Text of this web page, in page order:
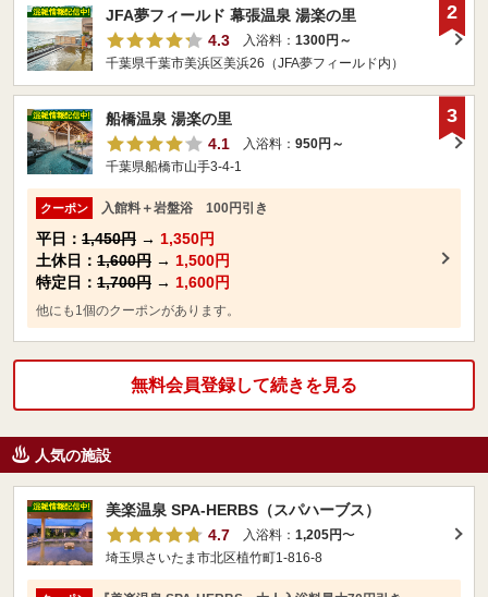
JFA夢フィールド 幕張温泉 湯楽の里
4.3
入浴料： 1300円～
千葉県千葉市美浜区美浜26（JFA夢フィールド内）
2
船橋温泉 湯楽の里
4.1
入浴料： 950円～
千葉県船橋市山手3-4-1
クーポン 入館料＋岩盤浴 100円引き
平日： 1,450円 → 1,350円
土休日： 1,600円 → 1,500円
特定日： 1,700円 → 1,600円
他にも1個のクーポンがあります。
3
無料会員登録して続きを見る
人気の施設
美楽温泉 SPA-HERBS（スパハーブス）
4.7
入浴料： 1,205円〜
埼玉県さいたま市北区植竹町1-816-8